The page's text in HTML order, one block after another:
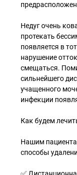
Недуг очень
протекать
появляется в
нарушение
смещаться.
сильнейшего
учащенного
инфекции
Как будем
Нашим
способы